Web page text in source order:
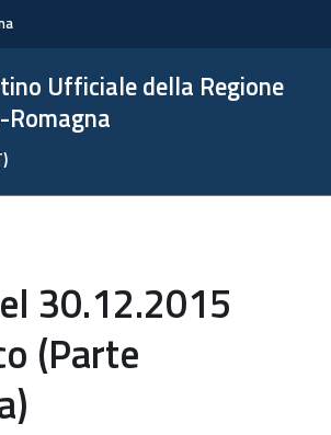
Ufficiale della Regione
Romagna
30.12.2015
(Parte